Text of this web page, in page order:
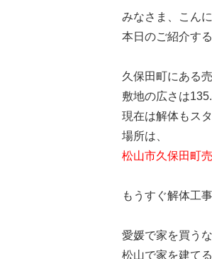
みなさま、こん
本日のご紹介す
久保田町にある
敷地の広さは
現在は解体もス
場所は、
松山市久保田町
もうすぐ解体工
愛媛で家を買う
松山で家を建て